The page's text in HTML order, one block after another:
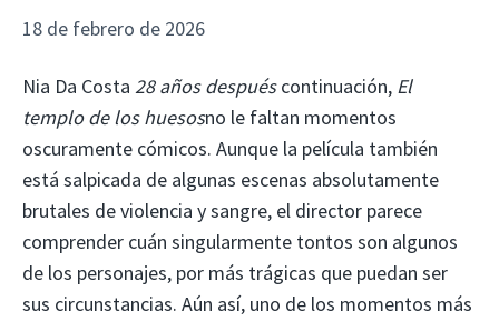
18 de febrero de 2026
Nia Da Costa 28 años despuéscontinuación, El
templo de los huesosno le faltan momentos
oscuramente cómicos. Aunque la película también
está salpicada de algunas escenas absolutamente
brutales de violencia y sangre, el director parece
comprender cuán singularmente tontos son algunos
de los personajes, por más trágicas que puedan ser
sus circunstancias. Aún así, uno de los momentos más